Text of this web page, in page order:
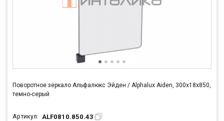
Поворотное зеркало Альфалюкс Эйден / Alphalux Aiden, 300х18х850,
темно-серый
Артикул: ALF0810.850.43